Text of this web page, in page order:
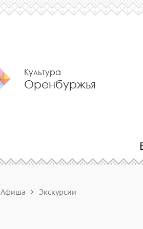
Культура
Оренбуржья
Афиша Экскурсии